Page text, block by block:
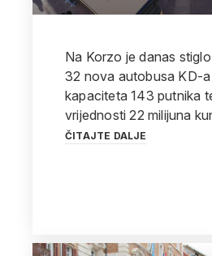
Na Korzo je danas
32 nova autobusa KD-
kapaciteta 143 putnika
vrijednosti 22 milijuna
ČITAJTE DALJE